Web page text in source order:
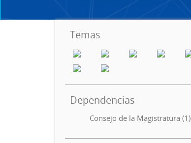
Temas
Dependencias
Consejo de la Magistratura (1)